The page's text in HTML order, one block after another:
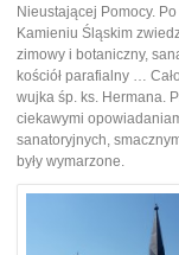
Nieustającej Pomocy.
Kamieniu Śląskim
zimowy i botaniczny,
kościół parafialny …
wujka śp. ks. Hermana.
ciekawymi
sanatoryjnych,
były wymarzone.